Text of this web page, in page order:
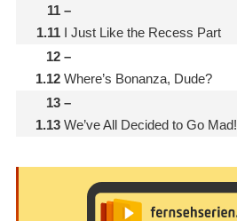
11
1.11
–
I Just Like the Recess Part
12
1.12
–
Where’s Bonanza, Dude?
13
1.13
–
We’ve All Decided to Go Mad!